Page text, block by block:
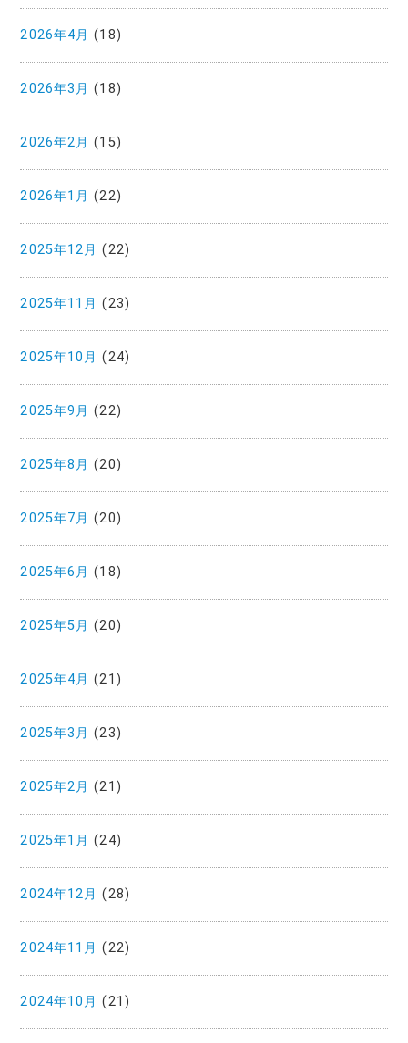
2026年4月 (18)
2026年3月 (18)
2026年2月 (15)
2026年1月 (22)
2025年12月 (22)
2025年11月 (23)
2025年10月 (24)
2025年9月 (22)
2025年8月 (20)
2025年7月 (20)
2025年6月 (18)
2025年5月 (20)
2025年4月 (21)
2025年3月 (23)
2025年2月 (21)
2025年1月 (24)
2024年12月 (28)
2024年11月 (22)
2024年10月 (21)